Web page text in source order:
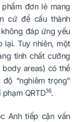
đơn lẻ mang
cứ để cấu thành
đáp ứng yếu
lại. Tuy nhiên, một
tính chất cưỡng
areas) có thể
“nghiêm trọng”
QRTD16.
Anh tiếp cận vấn